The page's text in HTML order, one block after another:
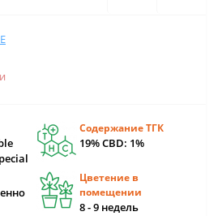
Содержание ТГК
19% CBD: 1%
Цветение в
помещении
8 - 9 недель